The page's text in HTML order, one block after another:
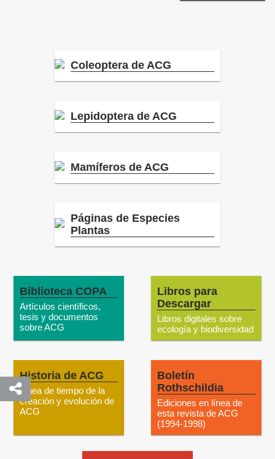
Coleoptera de ACG
Lepidoptera de ACG
Mamíferos de ACG
Páginas de Especies
Plantas
Biblioteca COPA
Artículos científicos,
tesis y documentos
sobre ACG
Libros para
Descargar
Libros digitales sobre
ecología y biodiversidad
Historia de ACG
Línea de tiempo de la
creación y evolución de
ACG
Boletín
Rothschildia
Ediciones en línea de
esta revista de ACG
(1994-1998)